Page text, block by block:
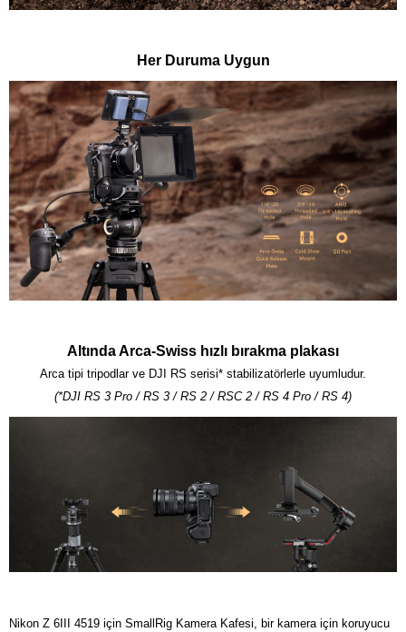
Her Duruma Uygun
Altında Arca-Swiss hızlı bırakma plakası
Arca tipi tripodlar ve DJI RS serisi* stabilizatörlerle uyumludur.
(*DJI RS 3 Pro / RS 3 / RS 2 / RSC 2 / RS 4 Pro / RS 4)
Nikon Z 6III 4519 için SmallRig Kamera Kafesi, bir kamera için koruyucu